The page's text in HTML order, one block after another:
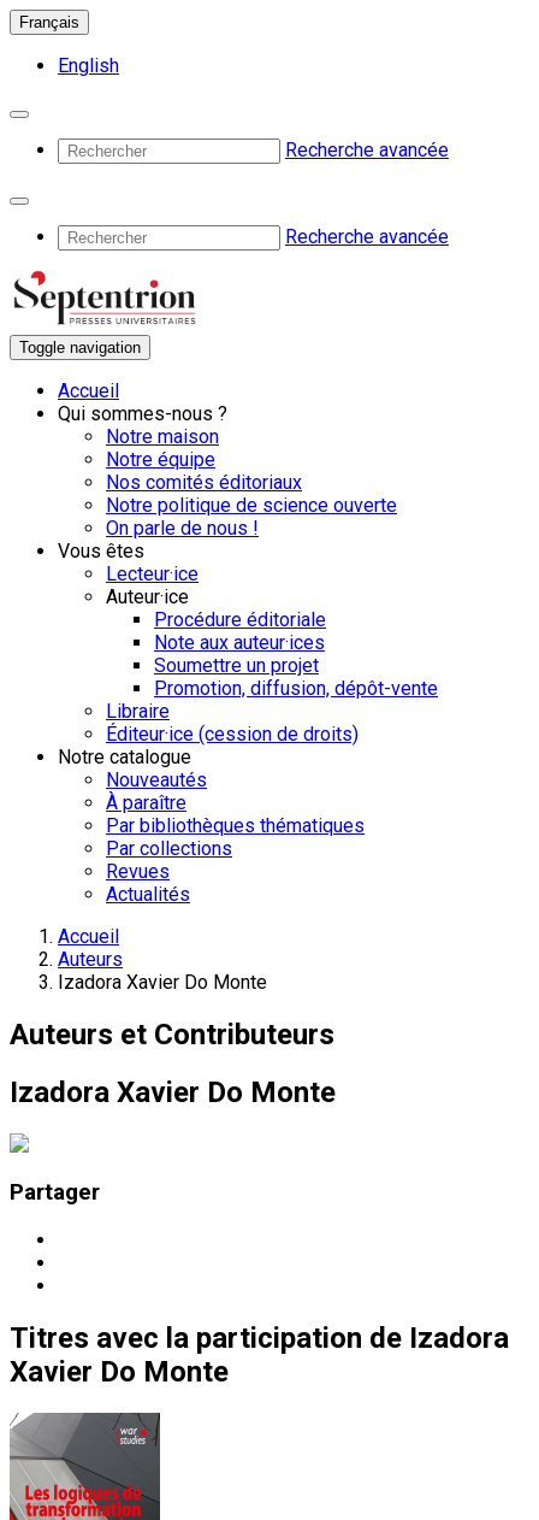
Français
English
Recherche avancée
Recherche avancée
Toggle navigation
Accueil
Qui sommes-nous ?
Notre maison
Notre équipe
Nos comités éditoriaux
Notre politique de science ouverte
On parle de nous !
Vous êtes
Lecteur·ice
Auteur·ice
Procédure éditoriale
Note aux auteur·ices
Soumettre un projet
Promotion, diffusion, dépôt-vente
Libraire
Éditeur·ice (cession de droits)
Notre catalogue
Nouveautés
À paraître
Par bibliothèques thématiques
Par collections
Revues
Actualités
Accueil
Auteurs
Izadora Xavier Do Monte
Auteurs et Contributeurs
Izadora Xavier Do Monte
Partager
Titres avec la participation de Izadora
Xavier Do Monte